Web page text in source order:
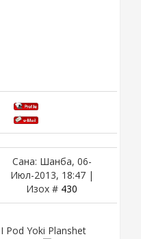
Сана: Шанба, 06-
Июл-2013, 18:47 |
Изох # 430
I Pod Yoki Planshet